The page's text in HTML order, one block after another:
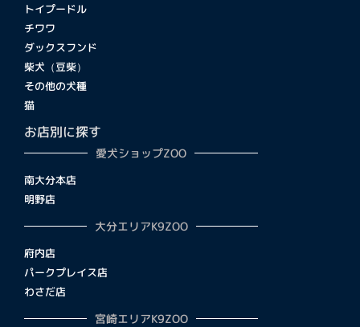
トイプードル
チワワ
ダックスフンド
柴犬（豆柴）
その他の犬種
猫
お店別に探す
愛犬ショップZOO
南大分本店
明野店
大分エリアK9ZOO
府内店
パークプレイス店
わさだ店
宮崎エリアK9ZOO